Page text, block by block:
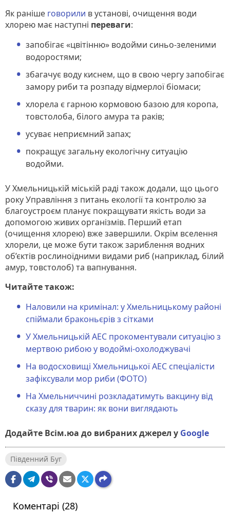
Як раніше говорили в установі, очищення води
хлорею має наступні переваги:
запобігає «цвітінню» водойми синьо-зеленими
водоростями;
збагачує воду киснем, що в свою чергу запобігає
замору риби та розпаду відмерлої біомаси;
хлорела є гарною кормовою базою для коропа,
товстолоба, білого амура та раків;
усуває неприємний запах;
покращує загальну екологічну ситуацію
водойми.
У Хмельницькій міській раді також додали, що цього
року Управління з питань екології та контролю за
благоустроєм планує покращувати якість води за
допомогою живих організмів. Перший етап
(очищення хлорею) вже завершили. Окрім вселення
хлорели, це може бути також зариблення водних
об’єктів рослиноїдними видами риб (наприклад, білий
амур, товстолоб) та вапнування.
Читайте також:
Наловили на кримінал: у Хмельницькому районі
спіймали браконьєрів з сітками
У Хмельницькій АЕС прокоментували ситуацію з
мертвою рибою у водоймі-охолоджувачі
На водосховищі Хмельницької АЕС спеціалісти
зафіксували мор риби (ФОТО)
На Хмельниччині розкладатимуть вакцину від
сказу для тварин: як вони виглядають
Додайте Всім.юа до вибраних джерел у Google
Південний Буг
Коментарі (28)